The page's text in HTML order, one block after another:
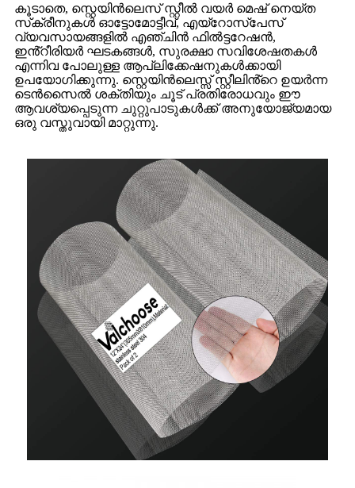
കൂടാതെ, സ്റ്റെയിൻലെസ് സ്റ്റീൽ വയർ മെഷ് നെയ്ത
സ്‌ക്രീനുകൾ ഓട്ടോമോട്ടീവ്, എയ്‌റോസ്‌പേസ്
വ്യവസായങ്ങളിൽ എഞ്ചിൻ ഫിൽട്ടറേഷൻ,
ഇൻ്റീരിയർ ഘടകങ്ങൾ, സുരക്ഷാ സവിശേഷതകൾ
എന്നിവ പോലുള്ള ആപ്ലിക്കേഷനുകൾക്കായി
ഉപയോഗിക്കുന്നു. സ്റ്റെയിൻലെസ്സ് സ്റ്റീലിൻ്റെ ഉയർന്ന
ടെൻസൈൽ ശക്തിയും ചൂട് പ്രതിരോധവും ഈ
ആവശ്യപ്പെടുന്ന ചുറ്റുപാടുകൾക്ക് അനുയോജ്യമായ
ഒരു വസ്തുവായി മാറ്റുന്നു.